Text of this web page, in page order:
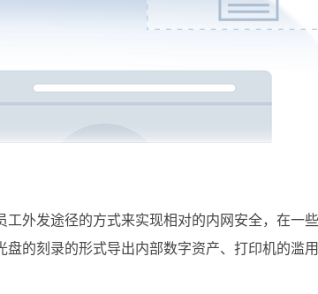
工外发途径的方式来实现相对的内网安全，在一
盘的刻录的形式导出内部数字资产、打印机的滥